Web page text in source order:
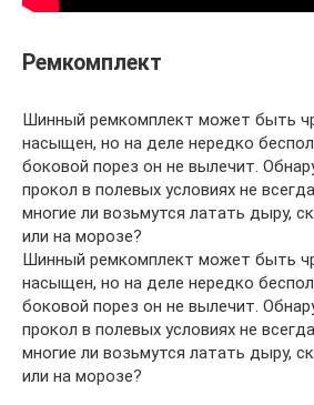
Ремкомплект
Шинный ремкомплект может быть
насыщен, но на деле нередко
боковой порез он не вылечит.
прокол в полевых условиях не
многие ли возьмутся латать дыру,
или на морозе?
Шинный ремкомплект может быть
насыщен, но на деле нередко
боковой порез он не вылечит.
прокол в полевых условиях не
многие ли возьмутся латать дыру,
или на морозе?